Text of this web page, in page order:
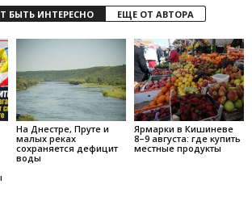
БЫТЬ ИНТЕРЕСНО ЕЩЕ ОТ АВТОРА
На Днестре, Пруте и
малых реках
сохраняется дефицит
воды
Ярмарки в Кишиневе
8–9 августа: где купить
местные продукты